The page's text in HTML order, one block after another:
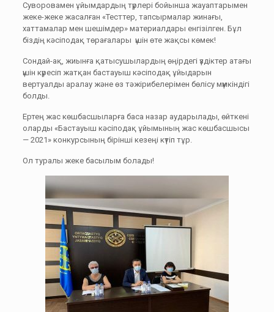
Суворовамен ұйымдардың түрлері бойынша жауаптарымен
жеке-жеке жасалған «Тесттер, тапсырмалар жинағы,
хаттамалар мен шешімдер» материалдары енгізілген. Бұл
біздің кәсіподақ төрағалары үшін өте жақсы көмек!
Сондай-ақ, жиынға қатысушылардың өңірдегі үздіктер атағы
үшін күресіп жатқан бастауыш кәсіподақ ұйыдарын
вертуалды аралау және өз тәжірибелерімен бөлісу мүмкіндігі
болды.
Ертең жас көшбасшыларға баса назар аударылады, өйткені
оларды «Бастауыш кәсіподақ ұйымының жас көшбасшысы
— 2021» конкурсының бірінші кезеңі күтіп тұр.
Ол туралы жеке басылым болады!